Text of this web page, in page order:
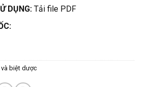
DỤNG: Tải file PDF
biệt dược